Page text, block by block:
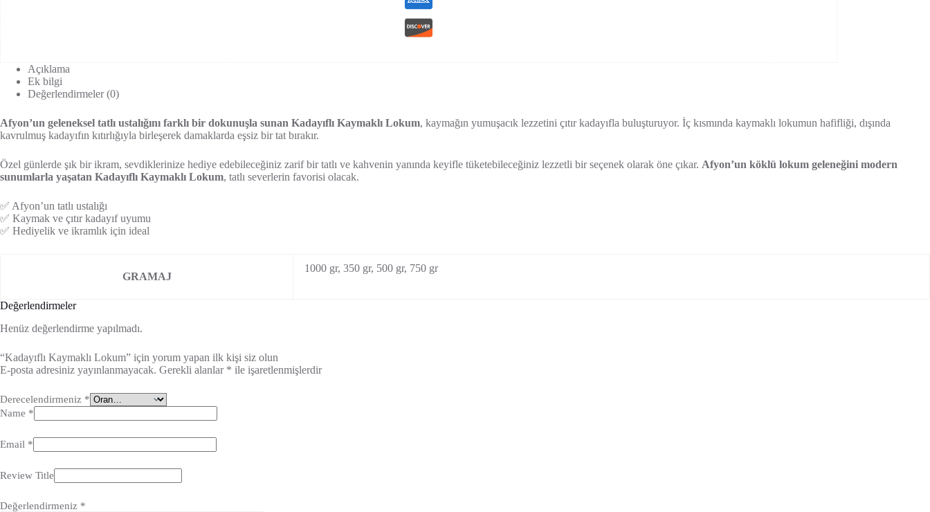
Açıklama
Ek bilgi
Değerlendirmeler (0)
Afyon’un geleneksel tatlı ustalığını farklı bir dokunuşla sunan Kadayıflı Kaymaklı Lokum, kaymağın yumuşacık lezzetini çıtır kadayıfla buluşturuyor. İç kısmında kaymaklı lokumun hafifliği, dışında
kavrulmuş kadayıfın kıtırlığıyla birleşerek damaklarda eşsiz bir tat bırakır.
Özel günlerde şık bir ikram, sevdiklerinize hediye edebileceğiniz zarif bir tatlı ve kahvenin yanında keyifle tüketebileceğiniz lezzetli bir seçenek olarak öne çıkar. Afyon’un köklü lokum geleneğini modern
sunumlarla yaşatan Kadayıflı Kaymaklı Lokum, tatlı severlerin favorisi olacak.
✅ Afyon’un tatlı ustalığı
✅ Kaymak ve çıtır kadayıf uyumu
✅ Hediyelik ve ikramlık için ideal
GRAMAJ
1000 gr, 350 gr, 500 gr, 750 gr
Değerlendirmeler
Henüz değerlendirme yapılmadı.
“Kadayıflı Kaymaklı Lokum” için yorum yapan ilk kişi siz olun
E-posta adresiniz yayınlanmayacak. Gerekli alanlar * ile işaretlenmişlerdir
Derecelendirmeniz *
Name *
Email *
Review Title
Değerlendirmeniz *